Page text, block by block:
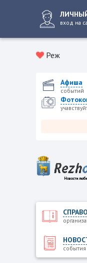
вход на
Реж
Афиша
событий